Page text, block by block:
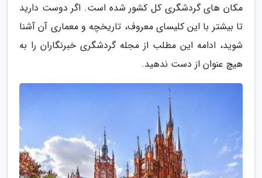
مکان های گردشگری کل کشور شده است. اگر دوست دارید
تا بیشتر با این کلیسای معروف، تاریخچه و معماری آن آشنا
شوید، ادامه این مطلب از مجله گردشگری خبرنگاران را به
هیچ عنوان از دست ندهید.